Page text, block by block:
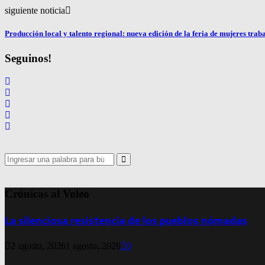
siguiente noticia
Producción local y talento regional: nueva edición de la feria de mujeres
Seguinos!
Search
for:
Search
Crónicas al Voleo
La silenciosa resistencia de los pueblos nómadas
2 agosto, 2026 1 agosto, 2026 0